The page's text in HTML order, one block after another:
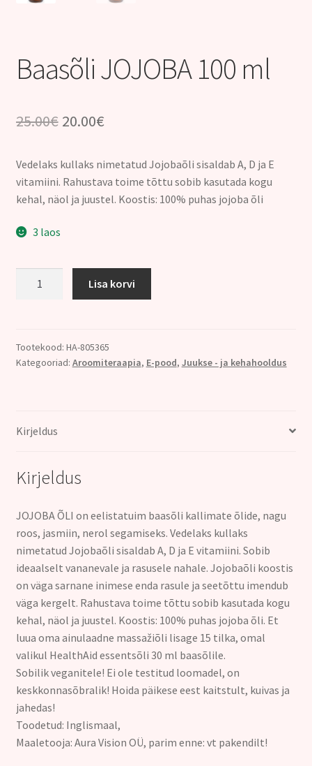
Baasõli JOJOBA 100 ml
25.00€ Algne
oli:
25.00€.
20.00€Praegune
on:
20.00€.
Vedelaks kullaks nimetatud Jojobaõli sisaldab A, D ja E
vitamiini. Rahustava toime tõttu sobib kasutada kogu
kehal, näol ja juustel. Koostis: 100% puhas jojoba õli
3 laos
kogus
Lisa korvi
Tootekood: HA-805365
Kategooriad: Aroomiteraapia, E-pood, Juukse - ja kehahooldus
Kirjeldus
Kirjeldus
JOJOBA ÕLI on eelistatuim baasõli kallimate õlide, nagu
roos, jasmiin, nerol segamiseks. Vedelaks kullaks
nimetatud Jojobaõli sisaldab A, D ja E vitamiini. Sobib
ideaalselt vananevale ja rasusele nahale. Jojobaõli koostis
on väga sarnane inimese enda rasule ja seetõttu imendub
väga kergelt. Rahustava toime tõttu sobib kasutada kogu
kehal, näol ja juustel. Koostis: 100% puhas jojoba õli. Et
luua oma ainulaadne massažiõli lisage 15 tilka, omal
valikul HealthAid essentsõli 30 ml baasõlile.
Sobilik veganitele! Ei ole testitud loomadel, on
keskkonnasõbralik! Hoida päikese eest kaitstult, kuivas ja
jahedas!
Toodetud: Inglismaal,
Maaletooja: Aura Vision OÜ, parim enne: vt pakendilt!